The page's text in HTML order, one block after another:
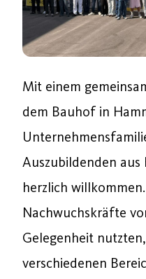
Mit einem
dem Bauhof in
Auszubildenden
herzlich
Nachwuchskräfte
Gelegenheit
verschiedenen